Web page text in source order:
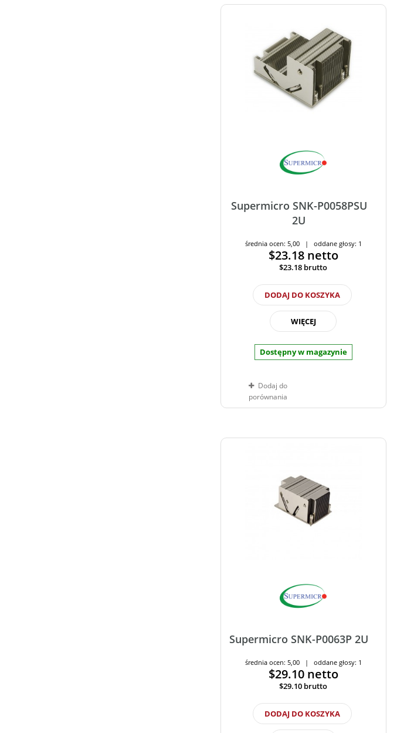
Supermicro SNK-P0058PSU
2U
średnia ocen: 5,00 | oddane głosy: 1
$23.18 netto
$23.18 brutto
DODAJ DO KOSZYKA
WIĘCEJ
Dostępny w magazynie
Dodaj do
porównania
Supermicro SNK-P0063P 2U
średnia ocen: 5,00 | oddane głosy: 1
$29.10 netto
$29.10 brutto
DODAJ DO KOSZYKA